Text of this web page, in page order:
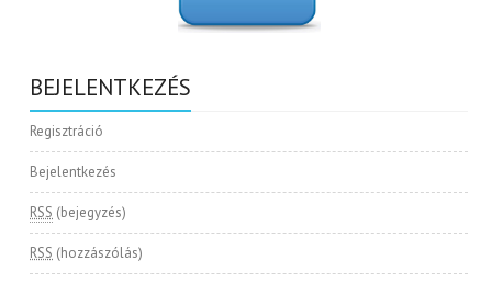
BEJELENTKEZÉS
Regisztráció
Bejelentkezés
RSS (bejegyzés)
RSS (hozzászólás)